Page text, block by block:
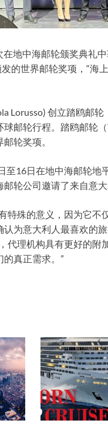
在地中海邮轮颁奖典礼
的世界邮轮奖项，“海
Lorusso) 创立踏鸥邮
邮轮行程。踏鸥邮轮
轮奖项。
至16日在地中海邮轮地
轮公司邀请了来自意
特殊的意义，因为它
为意大利人最喜欢的
代理机构具有更好的
的真正需求。”